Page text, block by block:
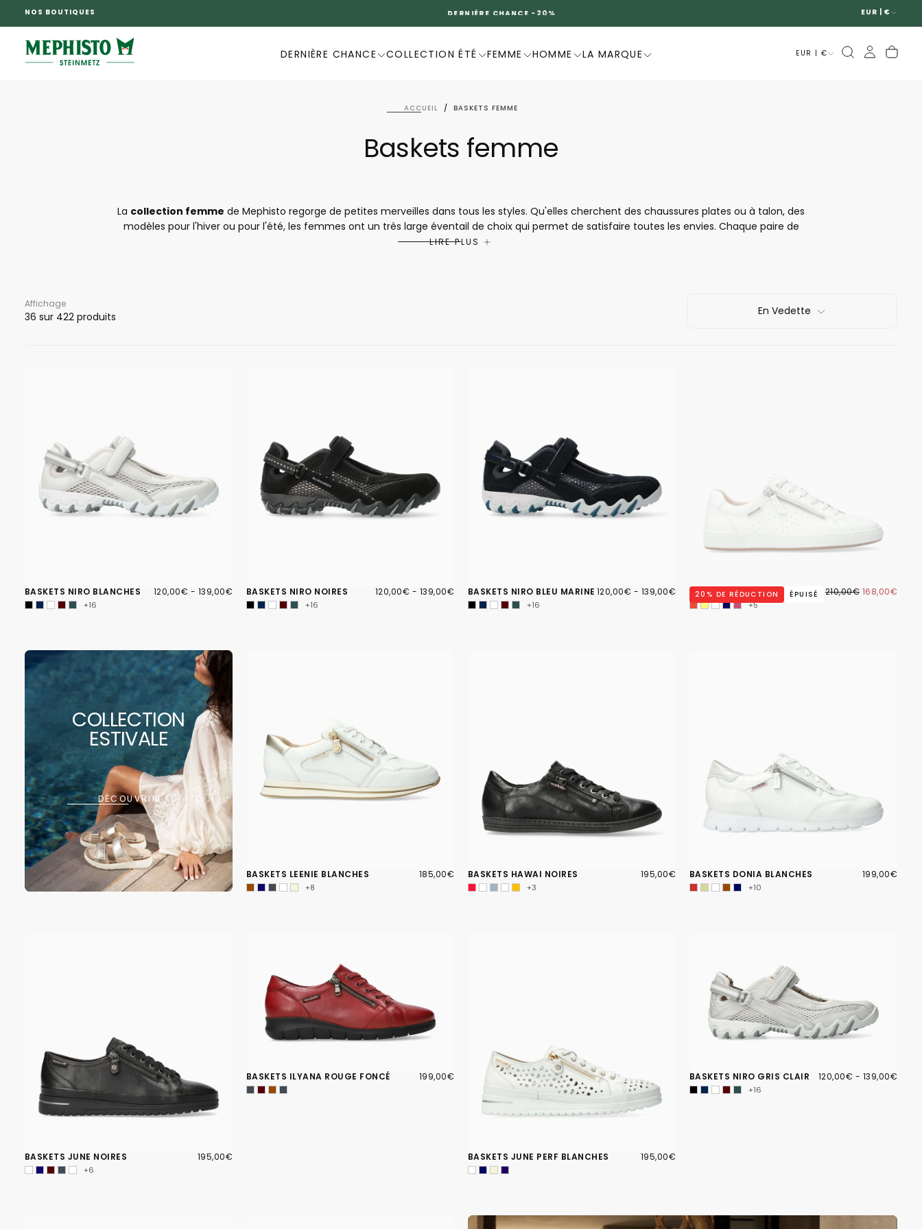
PASSER
AU
NOS BOUTIQUES DERNIÈRE CHANCE -20% EUR | €
DERNIÈRE CHANCE COLLECTION ÉTÉ FEMME HOMME LA MARQUE EUR | €
ACCUEIL / BASKETS FEMME
Baskets femme
La collection femme de Mephisto regorge de petites merveilles dans tous les styles. Qu'elles cherchent des chaussures plates ou à talon, des
modèles pour l'hiver ou pour l'été, les femmes ont un très large éventail de choix qui permet de satisfaire toutes les envies. Chaque paire de
chaussures est travaillée avec soin, ainsi elles assurent un grand confort de marche et peuvent donc être portées toute la journée sans aucun
LIRE PLUS
En Vedette
Affichage
36 sur 422 produits
BASKETS NIRO BLANCHES 120,00€
PRIX
120,00€ - PRIX
139,00€
+16
BASKETS NIRO NOIRES 120,00€
PRIX
120,00€ - PRIX
139,00€
+16
BASKETS NIRO BLEU MARINE 120,00€
PRIX
120,00€ - PRIX
139,00€
+16
BASKETS NIKITA BLANCHES
20 % DE RÉDUCTION ÉPUISÉ 168,00€
PRIX
210,00€ PRIX
168,00€
+5
COLLECTION
ESTIVALE
DÉCOUVRIR
BASKETS LEENIE BLANCHES 185,00€
PRIX
185,00€
+8
BASKETS HAWAI NOIRES 195,00€
PRIX
195,00€
+3
BASKETS DONIA BLANCHES 199,00€
PRIX
199,00€
+10
BASKETS JUNE NOIRES 195,00€
PRIX
195,00€
+6
BASKETS ILYANA ROUGE FONCÉ 199,00€
PRIX
199,00€
BASKETS JUNE PERF BLANCHES 195,00€
PRIX
195,00€
BASKETS NIRO GRIS CLAIR 120,00€
PRIX
120,00€ - PRIX
139,00€
+16